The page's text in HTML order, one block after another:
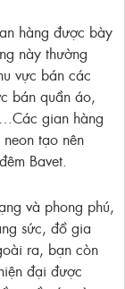
hàng được bày
này thường
vực bán các
bán quần áo,
gian hàng
tạo nên
Bavet.
và phong phú,
sức, đồ gia
ra, bạn còn
đại được